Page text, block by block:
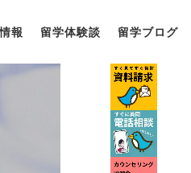
報 留学体験談 留学ブログ